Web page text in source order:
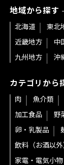
地域から探す
北海道 東北
近畿地方
中
九州地方
沖
カテゴリから
肉 魚介類
加工食品
野
卵・乳製品
飲料（お酒以外
家電・電気小物